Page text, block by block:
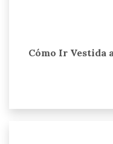
Cómo Ir Vestida